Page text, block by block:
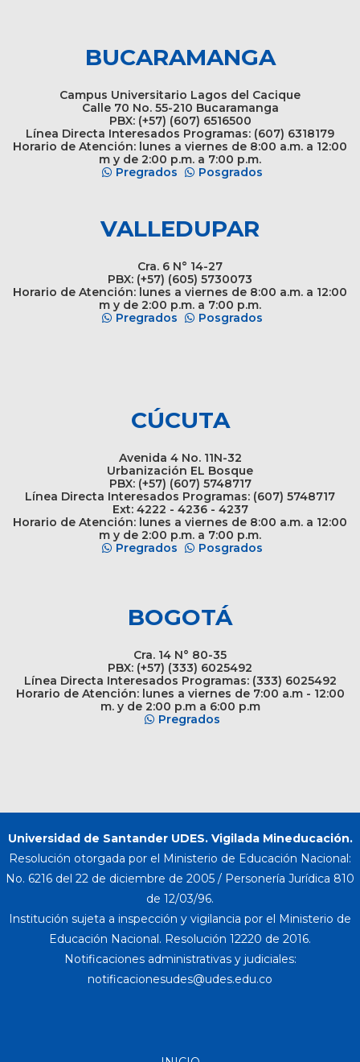
BUCARAMANGA
Campus Universitario Lagos del Cacique
Calle 70 No. 55-210 Bucaramanga
PBX: (+57) (607) 6516500
Línea Directa Interesados Programas: (607) 6318179
Horario de Atención: lunes a viernes de 8:00 a.m. a 12:00
m y de 2:00 p.m. a 7:00 p.m.
Pregrados
Posgrados
VALLEDUPAR
Cra. 6 N° 14-27
PBX: (+57) (605) 5730073
Horario de Atención: lunes a viernes de 8:00 a.m. a 12:00
m y de 2:00 p.m. a 7:00 p.m.
Pregrados
Posgrados
CÚCUTA
Avenida 4 No. 11N-32
Urbanización EL Bosque
PBX: (+57) (607) 5748717
Línea Directa Interesados Programas: (607) 5748717
Ext: 4222 - 4236 - 4237
Horario de Atención: lunes a viernes de 8:00 a.m. a 12:00
m y de 2:00 p.m. a 7:00 p.m.
Pregrados
Posgrados
BOGOTÁ
Cra. 14 N° 80-35
PBX: (+57) (333) 6025492
Línea Directa Interesados Programas: (333) 6025492
Horario de Atención: lunes a viernes de 7:00 a.m - 12:00
m. y de 2:00 p.m a 6:00 p.m
Pregrados
Universidad de Santander UDES. Vigilada Mineducación.
Resolución otorgada por el Ministerio de Educación Nacional:
No. 6216 del 22 de diciembre de 2005 / Personería Jurídica 810
de 12/03/96.
Institución sujeta a inspección y vigilancia por el Ministerio de
Educación Nacional. Resolución 12220 de 2016.
Notificaciones administrativas y judiciales: